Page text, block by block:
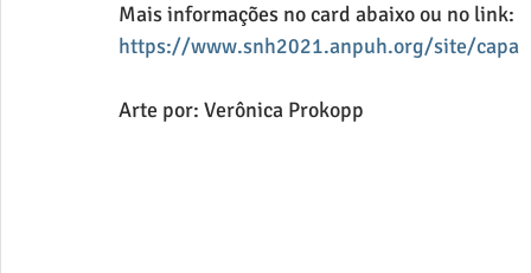
Mais informações no card abaixo ou no link:
https://www.snh2021.anpuh.org/site/capa
Arte por: Verônica Prokopp